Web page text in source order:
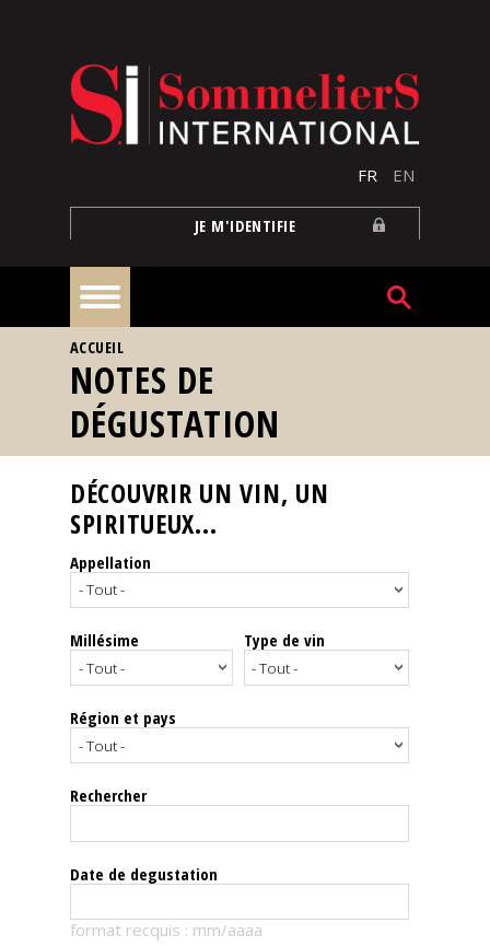
FR EN
JE M'IDENTIFIE
À
la
une
Reportages
Nos
Spiritueux
Notes
dégustation
Le
magazine
Télécharger
VOUS ÊTES ICI
ACCUEIL
NOTES DE
DÉGUSTATION
DÉCOUVRIR UN VIN, UN
SPIRITUEUX...
Appellation
Millésime Type de vin
Région et pays
Rechercher
Date de degustation
format recquis : mm/aaaa